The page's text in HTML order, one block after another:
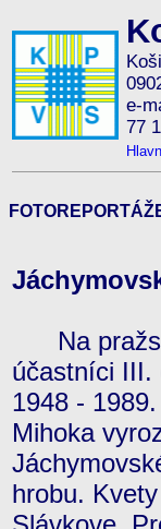
e-
77
Na
účastníci III.
1948 -
Mihoka
hrobu.